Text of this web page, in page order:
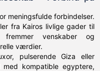
meningsfulde forbindelser.
fra Kairos livlige gader til
fremmer venskaber og
værdier.
pulserende Giza eller
med kompatible egyptere,